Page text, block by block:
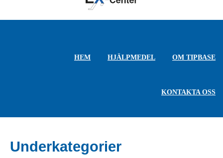
HEM HJÄLPMEDEL OM TIPBASE
KONTAKTA OSS
Underkategorier